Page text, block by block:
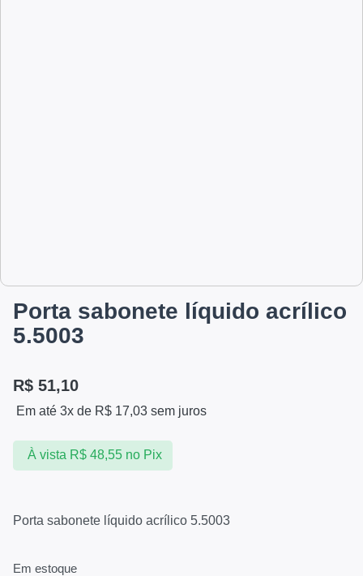
Porta sabonete líquido acrílico
5.5003
R$ 51,10
Em até 3x de R$ 17,03 sem juros
À vista R$48,55 no Pix
Porta sabonete líquido acrílico 5.5003
Em estoque